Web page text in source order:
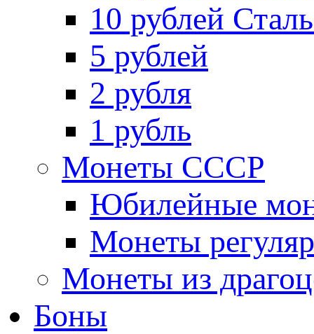
10 рублей
5 рублей
2 рубля
1 рубль
Монеты СССР
Юбилейные
Монеты
Монеты из
Боны